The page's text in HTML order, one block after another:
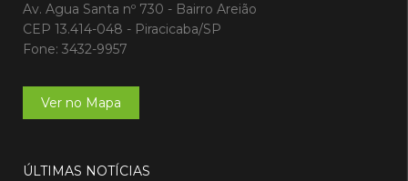
Av. Agua Santa nº 730 - Bairro Areião
CEP 13.414-048 - Piracicaba/SP
Fone: 3432-9957
Ver no Mapa
ÚLTIMAS NOTÍCIAS